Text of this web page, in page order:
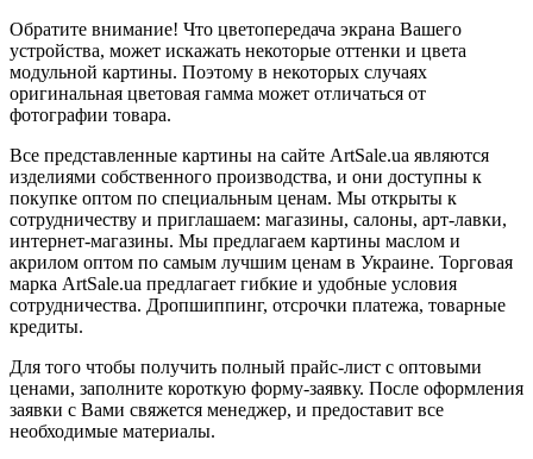
Обратите внимание! Что цветопередача экрана Вашего
устройства, может искажать некоторые оттенки и цвета
модульной картины. Поэтому в некоторых случаях
оригинальная цветовая гамма может отличаться от
фотографии товара.
Все представленные картины на сайте ArtSale.ua являются
изделиями собственного производства, и они доступны к
покупке оптом по специальным ценам. Мы открыты к
сотрудничеству и приглашаем: магазины, салоны, арт-лавки,
интернет-магазины. Мы предлагаем картины маслом и
акрилом оптом по самым лучшим ценам в Украине. Торговая
марка ArtSale.ua предлагает гибкие и удобные условия
сотрудничества. Дропшиппинг, отсрочки платежа, товарные
кредиты.
Для того чтобы получить полный прайс-лист с оптовыми
ценами, заполните короткую форму-заявку. После оформления
заявки с Вами свяжется менеджер, и предоставит все
необходимые материалы.